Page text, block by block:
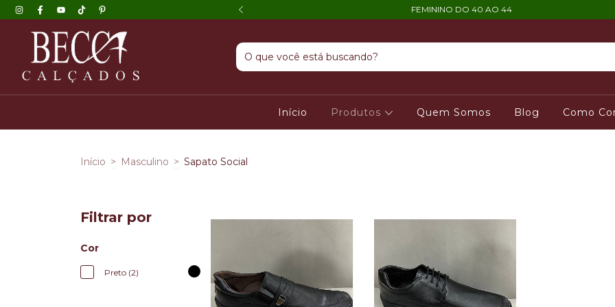
DO 45 AO 48 FEMININO DO 40 AO 44
Início Produtos Quem Somos Blog Como
Início > Masculino > Sapato Social
Filtrar por
Cor
Preto (2)